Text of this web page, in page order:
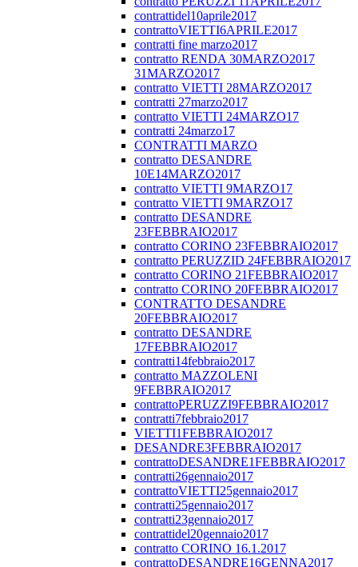
contrattidel10aprile2017
contrattoVIETTI6APRILE2017
contratti fine marzo2017
contratto RENDA 30MARZO2017
31MARZO2017
contratto VIETTI 28MARZO2017
contratti 27marzo2017
contratto VIETTI 24MARZO17
contratti 24marzo17
CONTRATTI MARZO
contratto DESANDRE
10E14MARZO2017
contratto VIETTI 9MARZO17
contratto VIETTI 9MARZO17
contratto DESANDRE
23FEBBRAIO2017
contratto CORINO 23FEBBRAIO2017
contratto PERUZZID 24FEBBRAIO2017
contratto CORINO 21FEBBRAIO2017
contratto CORINO 20FEBBRAIO2017
CONTRATTO DESANDRE
20FEBBRAIO2017
contratto DESANDRE
17FEBBRAIO2017
contratti14febbraio2017
contratto MAZZOLENI
9FEBBRAIO2017
contrattoPERUZZI9FEBBRAIO2017
contratti7febbraio2017
VIETTI1FEBBRAIO2017
DESANDRE3FEBBRAIO2017
contrattoDESANDRE1FEBBRAIO2017
contratti26gennaio2017
contrattoVIETTI25gennaio2017
contratti25gennaio2017
contratti23gennaio2017
contrattidel20gennaio2017
contratto CORINO 16.1.2017
contrattoDESANDRE16GENNA2017